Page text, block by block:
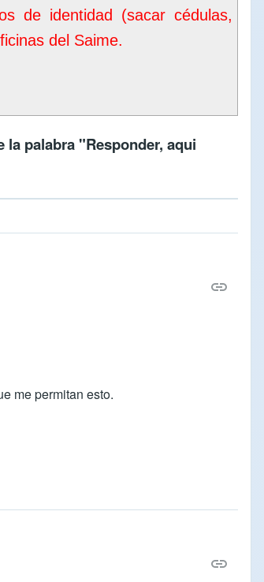
de identidad (sacar cédulas,
del Saime.
la palabra "Responder, aqui
me permitan esto.